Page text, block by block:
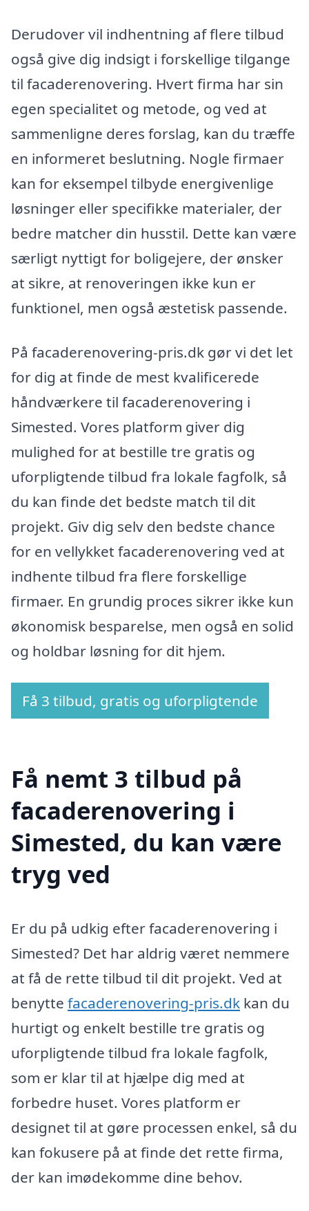
Derudover vil indhentning af flere tilbud
også give dig indsigt i forskellige tilgange
til facaderenovering. Hvert firma har sin
egen specialitet og metode, og ved at
sammenligne deres forslag, kan du træffe
en informeret beslutning. Nogle firmaer
kan for eksempel tilbyde energivenlige
løsninger eller specifikke materialer, der
bedre matcher din husstil. Dette kan være
særligt nyttigt for boligejere, der ønsker
at sikre, at renoveringen ikke kun er
funktionel, men også æstetisk passende.
På facaderenovering-pris.dk gør vi det let
for dig at finde de mest kvalificerede
håndværkere til facaderenovering i
Simested. Vores platform giver dig
mulighed for at bestille tre gratis og
uforpligtende tilbud fra lokale fagfolk, så
du kan finde det bedste match til dit
projekt. Giv dig selv den bedste chance
for en vellykket facaderenovering ved at
indhente tilbud fra flere forskellige
firmaer. En grundig proces sikrer ikke kun
økonomisk besparelse, men også en solid
og holdbar løsning for dit hjem.
Få 3 tilbud, gratis og uforpligtende
Få nemt 3 tilbud på
facaderenovering i
Simested, du kan være
tryg ved
Er du på udkig efter facaderenovering i
Simested? Det har aldrig været nemmere
at få de rette tilbud til dit projekt. Ved at
benytte facaderenovering-pris.dk kan du
hurtigt og enkelt bestille tre gratis og
uforpligtende tilbud fra lokale fagfolk,
som er klar til at hjælpe dig med at
forbedre huset. Vores platform er
designet til at gøre processen enkel, så du
kan fokusere på at finde det rette firma,
der kan imødekomme dine behov.